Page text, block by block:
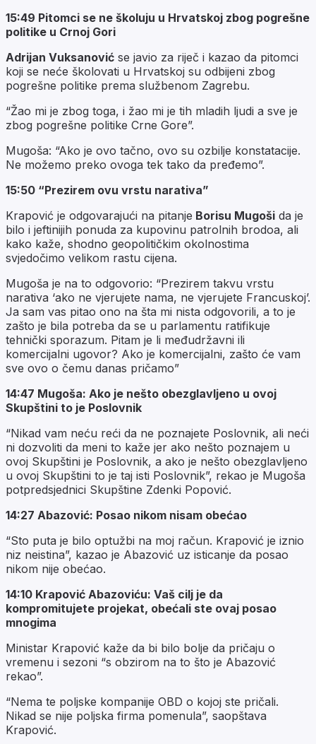
15:49 Pitomci se ne školuju u Hrvatskoj zbog pogrešne
politike u Crnoj Gori
Adrijan Vuksanović se javio za riječ i kazao da pitomci
koji se neće školovati u Hrvatskoj su odbijeni zbog
pogrešne politike prema službenom Zagrebu.
“Žao mi je zbog toga, i žao mi je tih mladih ljudi a sve je
zbog pogrešne politike Crne Gore”.
Mugoša: “Ako je ovo tačno, ovo su ozbilje konstatacije.
Ne možemo preko ovoga tek tako da pređemo”.
15:50 “Prezirem ovu vrstu narativa”
Krapović je odgovarajući na pitanje Borisu Mugoši da je
bilo i jeftinijih ponuda za kupovinu patrolnih brodoa, ali
kako kaže, shodno geopolitičkim okolnostima
svjedočimo velikom rastu cijena.
Mugoša je na to odgovorio: “Prezirem takvu vrstu
narativa ‘ako ne vjerujete nama, ne vjerujete Francuskoj’.
Ja sam vas pitao ono na šta mi nista odgovorili, a to je
zašto je bila potreba da se u parlamentu ratifikuje
tehnički sporazum. Pitam je li međudržavni ili
komercijalni ugovor? Ako je komercijalni, zašto će vam
sve ovo o čemu danas pričamo”
14:47 Mugoša: Ako je nešto obezglavljeno u ovoj
Skupštini to je Poslovnik
“Nikad vam neću reći da ne poznajete Poslovnik, ali neći
ni dozvoliti da meni to kaže jer ako nešto poznajem u
ovoj Skupštini je Poslovnik, a ako je nešto obezglavljeno
u ovoj Skupštini to je taj isti Poslovnik”, rekao je Mugoša
potpredsjednici Skupštine Zdenki Popović.
14:27 Abazović: Posao nikom nisam obećao
“Sto puta je bilo optužbi na moj račun. Krapović je iznio
niz neistina”, kazao je Abazović uz isticanje da posao
nikom nije obećao.
14:10 Krapović Abazoviću: Vaš cilj je da
kompromitujete projekat, obećali ste ovaj posao
mnogima
Ministar Krapović kaže da bi bilo bolje da pričaju o
vremenu i sezoni “s obzirom na to što je Abazović
rekao”.
“Nema te poljske kompanije OBD o kojoj ste pričali.
Nikad se nije poljska firma pomenula”, saopštava
Krapović.